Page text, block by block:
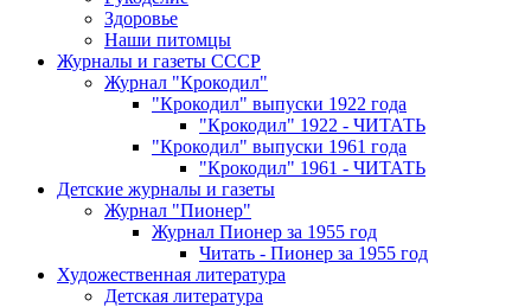
Здоровье
Наши питомцы
Журналы и газеты СССР
Журнал "Крокодил"
"Крокодил" выпуски 1922 года
"Крокодил" 1922 - ЧИТАТЬ
"Крокодил" выпуски 1961 года
"Крокодил" 1961 - ЧИТАТЬ
Детские журналы и газеты
Журнал "Пионер"
Журнал Пионер за 1955 год
Читать - Пионер за 1955 год
Художественная литература
Детская литература